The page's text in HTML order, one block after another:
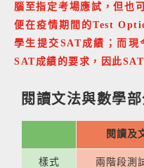
腦至指定考場應試，但也
便在疫情期間的Test
學生提交SAT成績；而
SAT成績的要求，因此
閱讀文法與數學
閱讀及
樣式 兩階段測